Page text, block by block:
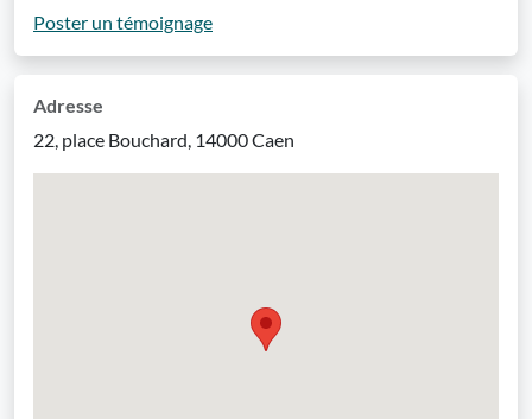
Poster un témoignage
Adresse
22, place Bouchard, 14000 Caen